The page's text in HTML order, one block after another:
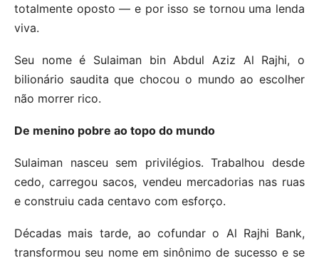
totalmente oposto — e por isso se tornou uma lenda
viva.
Seu nome é Sulaiman bin Abdul Aziz Al Rajhi, o
bilionário saudita que chocou o mundo ao escolher
não morrer rico.
De menino pobre ao topo do mundo
Sulaiman nasceu sem privilégios. Trabalhou desde
cedo, carregou sacos, vendeu mercadorias nas ruas
e construiu cada centavo com esforço.
Décadas mais tarde, ao cofundar o Al Rajhi Bank,
transformou seu nome em sinônimo de sucesso e se